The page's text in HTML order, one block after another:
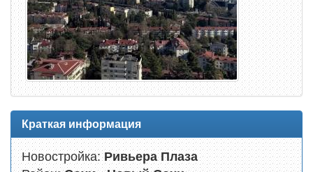
Краткая информация
Новостройка:Ривьера Плаза